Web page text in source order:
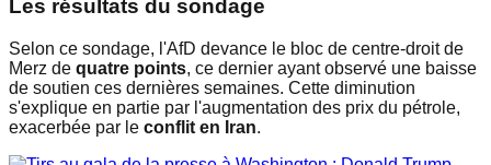
Les résultats du sondage
Selon ce sondage, l'AfD devance le bloc de centre-droit de
Merz de quatre points, ce dernier ayant observé une baisse
de soutien ces dernières semaines. Cette diminution
s'explique en partie par l'augmentation des prix du pétrole,
exacerbée par le conflit en Iran.